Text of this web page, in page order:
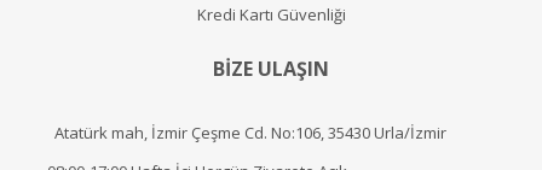
Kredi Kartı Güvenliği
BİZE ULAŞIN
Atatürk mah, İzmir Çeşme Cd. No:106, 35430 Urla/İzmir